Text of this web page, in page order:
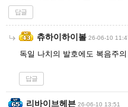
답글
츄하이하이볼 26-06-10
독일 나치의 발호에도 복음주
답글
리바이브헤븐 26-06-10 13:51